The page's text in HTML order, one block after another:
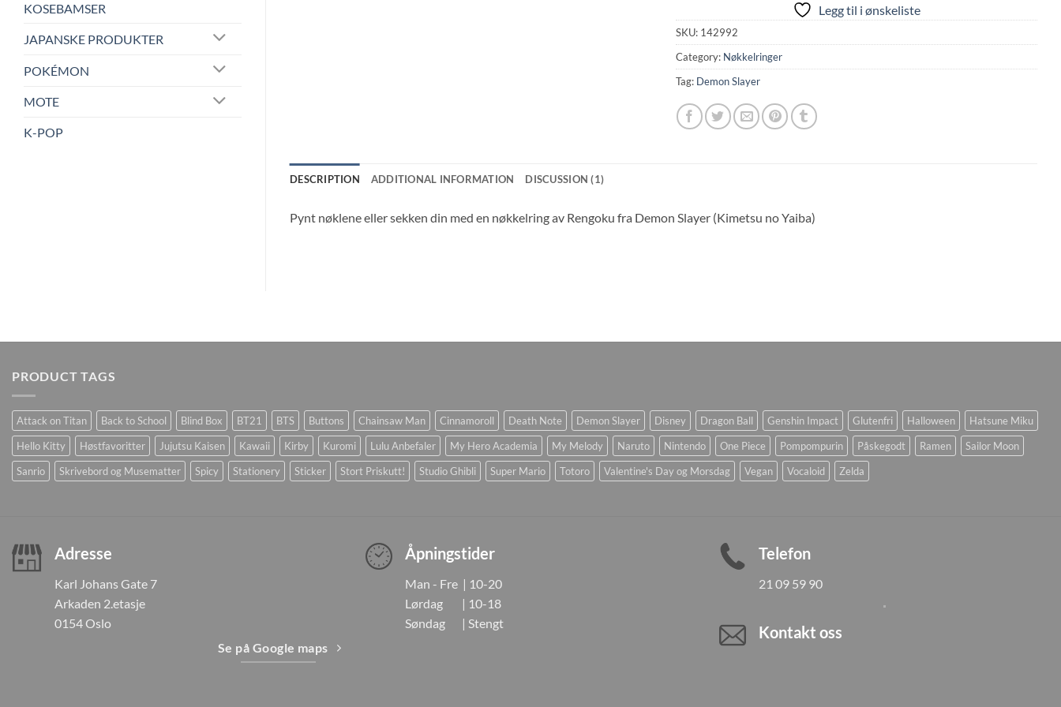
KOSEBAMSER
JAPANSKE PRODUKTER
POKÉMON
MOTE
K-POP
Legg til i ønskeliste
SKU: 142992
Category: Nøkkelringer
Tag: Demon Slayer
DESCRIPTION ADDITIONAL INFORMATION DISCUSSION (1)
Pynt nøklene eller sekken din med en nøkkelring av Rengoku fra Demon Slayer (Kimetsu no Yaiba)
PRODUCT TAGS
Attack on Titan Back to School Blind Box BT21 BTS Buttons Chainsaw Man Cinnamoroll Death Note Demon Slayer Disney Dragon Ball Genshin Impact Glutenfri Halloween
Hatsune Miku
Hello Kitty
Høstfavoritter Jujutsu Kaisen Kawaii Kirby Kuromi Lulu Anbefaler My Hero Academia My Melody Naruto Nintendo One Piece Pompompurin Påskegodt Ramen
Sailor Moon
Sanrio
Skrivebord og Musematter Spicy Stationery Sticker Stort Priskutt! Studio Ghibli Super Mario Totoro Valentine's Day og Morsdag Vegan Vocaloid Zelda
Adresse
Karl Johans Gate 7
Arkaden 2.etasje
0154 Oslo
Se på Google maps
Åpningstider
Man - Fre | 10-20
Lørdag | 10-18
Søndag | Stengt
Telefon
21 09 59 90
Kontakt oss